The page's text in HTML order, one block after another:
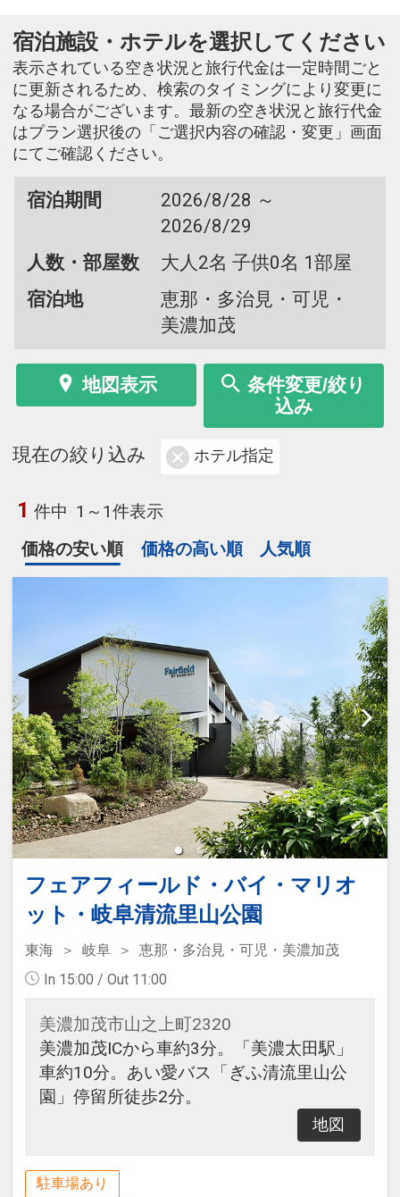
宿泊施設・ホテルを選択してください
表示されている空き状況と旅行代金は一定時間ごと
に更新されるため、検索のタイミングにより変更に
なる場合がございます。最新の空き状況と旅行代金
はプラン選択後の「ご選択内容の確認・変更」画面
にてご確認ください。
宿泊期間
2026/8/28 ～
2026/8/29
人数・部屋数
大人2名 子供0名 1部屋
宿泊地
恵那・多治見・可児・
美濃加茂
地図表示
条件変更/絞り
込み
現在の絞り込み ホテル指定
1 件中 1～1件表示
価格の安い順
価格の高い順 人気順
フェアフィールド・バイ・マリオ
ット・岐阜清流里山公園
東海 岐阜
恵那・多治見・可児・美濃加茂
In 15:00 / Out 11:00
美濃加茂市山之上町2320
美濃加茂ICから車約3分。「美濃太田駅」
車約10分。あい愛バス「ぎふ清流里山公
園」停留所徒歩2分。
地図
駐車場あり